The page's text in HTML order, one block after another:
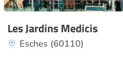
Les Jardins Medicis
Esches (60110)